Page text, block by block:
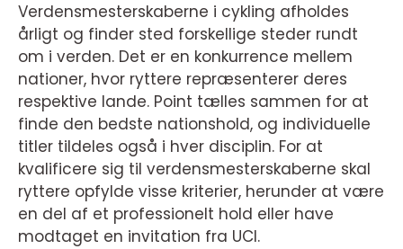
Verdensmesterskaberne i cykling afholdes
årligt og finder sted forskellige steder rundt
om i verden. Det er en konkurrence mellem
nationer, hvor ryttere repræsenterer deres
respektive lande. Point tælles sammen for at
finde den bedste nationshold, og individuelle
titler tildeles også i hver disciplin. For at
kvalificere sig til verdensmesterskaberne skal
ryttere opfylde visse kriterier, herunder at være
en del af et professionelt hold eller have
modtaget en invitation fra UCI.